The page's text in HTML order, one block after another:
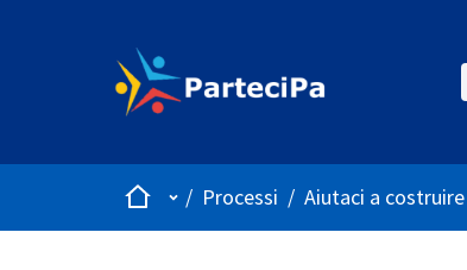
HomeMenù principale
/ Processi / Aiutaci a